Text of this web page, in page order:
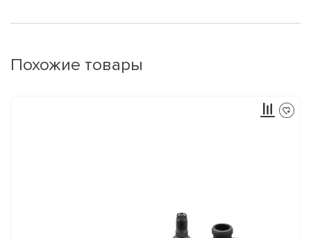
Похожие товары